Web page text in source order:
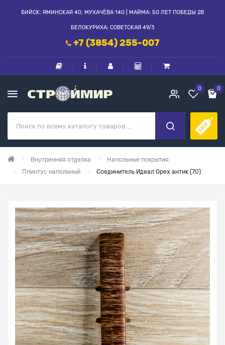
БИЙСК: ЯМИНСКАЯ 40, МУХАЧЁВА 140 | МАЙМА: 50 ЛЕТ ПОБЕДЫ 2В
БЕЛОКУРИХА: СОВЕТСКАЯ 49/3
+7 (3854) 255-007
0 0
Внутренняя отделка
Напольные покрытия
Плинтус напольный
Соединитель Идеал Орех антик (70)